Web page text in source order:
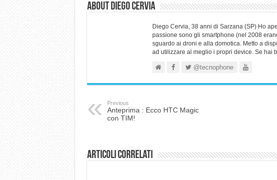
About Diego Cervia
Diego Cervia, 38 anni di Sarzana (SP) Ho
passione sono gli smartphone (nel 2008
sguardo ai droni e alla domotica. Metto a
ad utilizzare al meglio i propri device. Se hai
@tecnophone
Previous
Anteprima : Ecco HTC Magic
con TIM!
Articoli correlati